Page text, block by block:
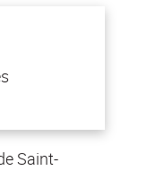
Saint-